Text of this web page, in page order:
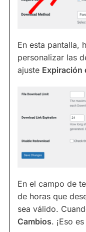
En esta pantalla,
personalizar las
ajuste Expiración
En el campo de
de horas que
sea válido.
Cambios. ¡Eso